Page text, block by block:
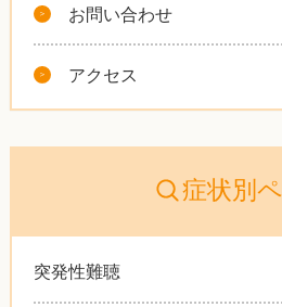
お問い合わせ
アクセス
症状別
突発性難聴